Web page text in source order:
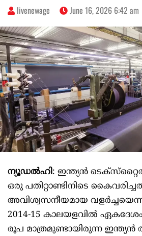
livenewage June 16, 2026 6:42 am
ന്യൂഡൽഹി: ഇന്ത്യന്‍
ഒരു പതിറ്റാണ്ടിനിടെ
അവിശ്വസനീയമായ
2014-15 കാലയളവില്‍
രൂപ മാത്രമുണ്ടായിരുന്ന